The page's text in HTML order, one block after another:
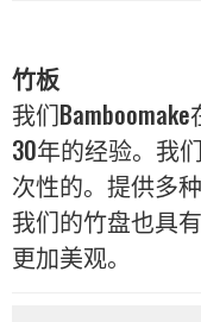
竹板
我们
30年的经验。我
次性的。提供多
我们的竹盘也具
更加美观。